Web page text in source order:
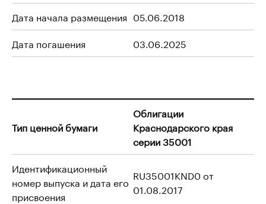
Дата начала размещения 05.06.2018
Дата погашения
03.06.2025
Тип ценной бумаги
Облигации
Краснодарского края
серии 35001
Идентификационный
номер выпуска и дата его
присвоения
RU35001KND0 от
01.08.2017